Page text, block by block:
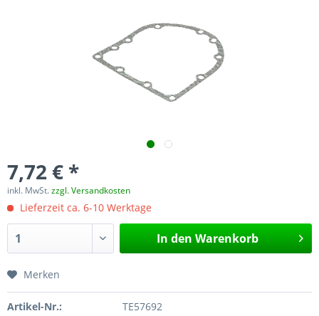
7,72 € *
inkl. MwSt.zzgl. Versandkosten
Lieferzeit ca. 6-10 Werktage
In den Warenkorb
Merken
Artikel-Nr.:
TE57692